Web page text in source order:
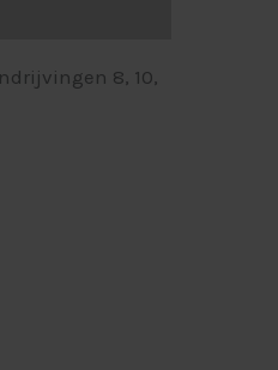
8, 10,